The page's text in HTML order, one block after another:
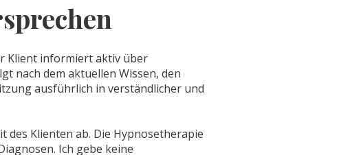
Klient informiert aktiv über
nach dem aktuellen Wissen, den
ausführlich in verständlicher und
des Klienten ab. Die Hypnosetherapie
Ich gebe keine